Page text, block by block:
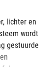
lichter en
wordt
gestuurde